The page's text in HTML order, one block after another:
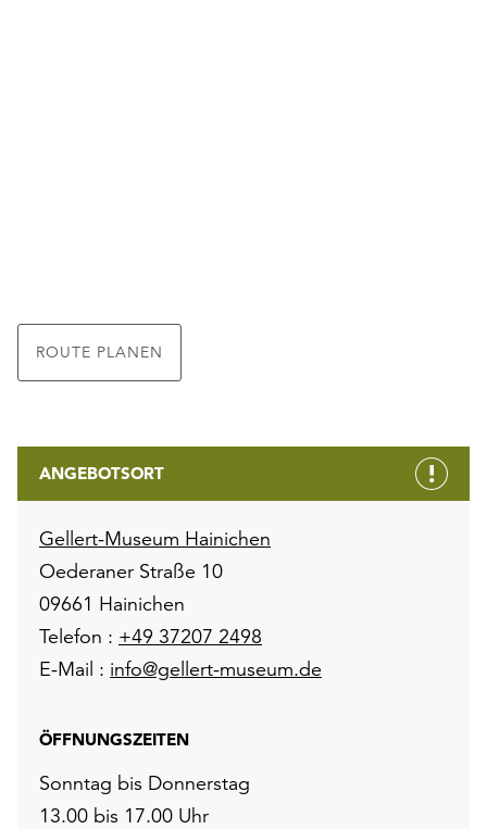
ROUTE PLANEN
ANGEBOTSORT
Gellert-Museum Hainichen
Oederaner Straße 10
09661 Hainichen
Telefon : +49 37207 2498
E-Mail : info@gellert-museum.de
ÖFFNUNGSZEITEN
Sonntag bis Donnerstag
13.00 bis 17.00 Uhr